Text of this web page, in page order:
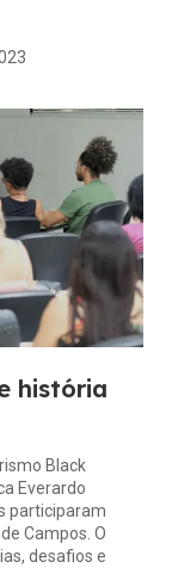
história
Black
Everardo
participaram
Campos. O
desafios e